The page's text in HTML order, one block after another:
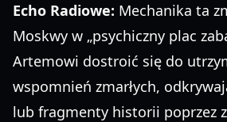
Echo Radiowe: Mechanika ta
Moskwy w „psychiczny plac
Artemowi dostroić się do
wspomnień zmarłych,
lub fragmenty historii poprzez